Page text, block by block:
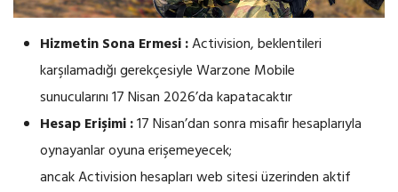
Hizmetin Sona Ermesi :Activision, beklentileri
karşılamadığı gerekçesiyle Warzone Mobile
sunucularını 17 Nisan 2026’da kapatacaktır
Hesap Erişimi :17 Nisan’dan sonra misafir hesaplarıyla
oynayanlar oyuna erişemeyecek;
ancak Activision hesapları web sitesi üzerinden aktif